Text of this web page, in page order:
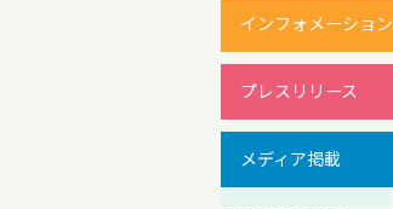
インフォメーション
プレスリリース
メディア掲載